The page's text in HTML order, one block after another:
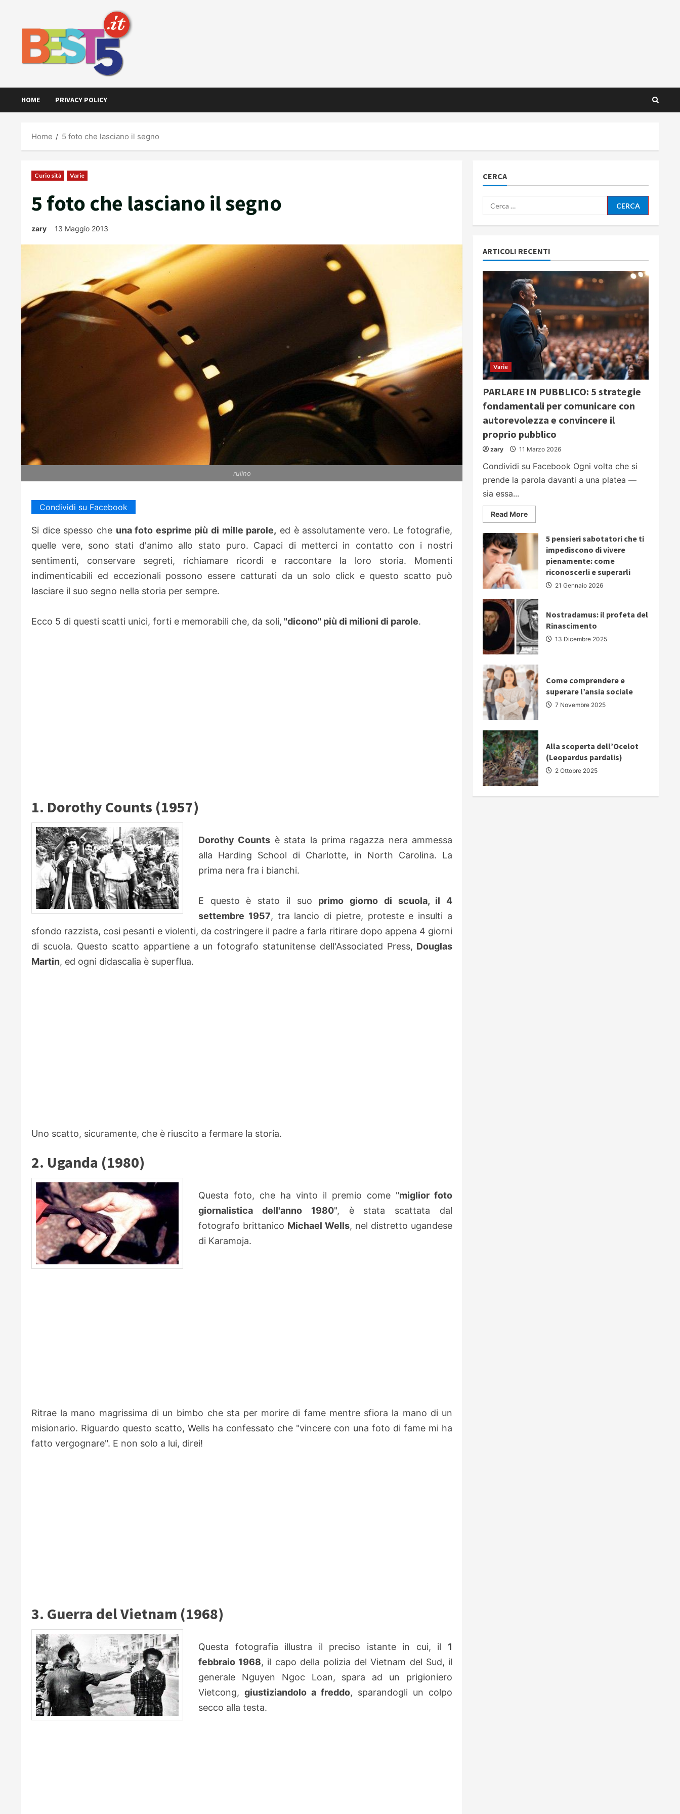
HOME PRIVACY POLICY
Home 5 foto che lasciano il segno
Curiosità Varie
5 foto che lasciano il segno
zary 13 Maggio 2013
rulino
Condividi su Facebook
Si dice spesso che una foto esprime più di mille parole, ed è assolutamente vero. Le fotografie,
quelle vere, sono stati d'animo allo stato puro. Capaci di metterci in contatto con i nostri
sentimenti, conservare segreti, richiamare ricordi e raccontare la loro storia. Momenti
indimenticabili ed eccezionali possono essere catturati da un solo click e questo scatto può
lasciare il suo segno nella storia per sempre.
Ecco 5 di questi scatti unici, forti e memorabili che, da soli, "dicono" più di milioni di parole.
1. Dorothy Counts (1957)
Dorothy Counts è stata la prima ragazza nera ammessa
alla Harding School di Charlotte, in North Carolina. La
prima nera fra i bianchi.
E questo è stato il suo primo giorno di scuola, il 4
settembre 1957, tra lancio di pietre, proteste e insulti a
sfondo razzista, cosi pesanti e violenti, da costringere il padre a farla ritirare dopo appena 4 giorni
di scuola. Questo scatto appartiene a un fotografo statunitense dell'Associated Press, Douglas
Martin, ed ogni didascalia è superflua.
Uno scatto, sicuramente, che è riuscito a fermare la storia.
2. Uganda (1980)
Questa foto, che ha vinto il premio come "miglior foto
giornalistica dell'anno 1980", è stata scattata dal
fotografo brittanico Michael Wells, nel distretto ugandese
di Karamoja.
Ritrae la mano magrissima di un bimbo che sta per morire di fame mentre sfiora la mano di un
misionario. Riguardo questo scatto, Wells ha confessato che "vincere con una foto di fame mi ha
fatto vergognare". E non solo a lui, direi!
3. Guerra del Vietnam (1968)
Questa fotografia illustra il preciso istante in cui, il 1
febbraio 1968, il capo della polizia del Vietnam del Sud, il
generale Nguyen Ngoc Loan, spara ad un prigioniero
Vietcong, giustiziandolo a freddo, sparandogli un colpo
secco alla testa.
CERCA
Ricerca
per:
ARTICOLI RECENTI
Varie
PARLARE IN PUBBLICO: 5 strategie
fondamentali per comunicare con
autorevolezza e convincere il
proprio pubblico
zary 11 Marzo 2026
Condividi su Facebook Ogni volta che si
prende la parola davanti a una platea —
sia essa...
Read MoreRead
more
PARLARE
IN
PUBBLICO:
strategie
fondamentali
comunicare
autorevolezza
e
convincere
il
proprio
pubblico
5 pensieri sabotatori che ti
impediscono di vivere
pienamente: come
riconoscerli e superarli
21 Gennaio 2026
Nostradamus: il profeta del
Rinascimento
13 Dicembre 2025
Come comprendere e
superare l’ansia sociale
7 Novembre 2025
Alla scoperta dell’Ocelot
(Leopardus pardalis)
2 Ottobre 2025